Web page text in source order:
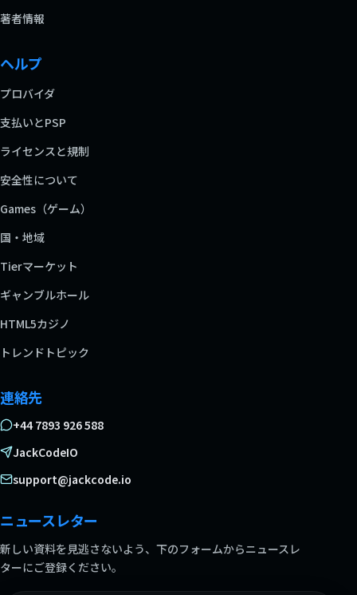
著者情報
ヘルプ
プロバイダ
支払いとPSP
ライセンスと規制
安全性について
Games（ゲーム）
国・地域
Tierマーケット
ギャンブルホール
HTML5カジノ
トレンドトピック
連絡先
+44 7893 926 588
JackCodeIO
support@jackcode.io
ニュースレター
新しい資料を見逃さないよう、下のフォームからニュースレ
ターにご登録ください。